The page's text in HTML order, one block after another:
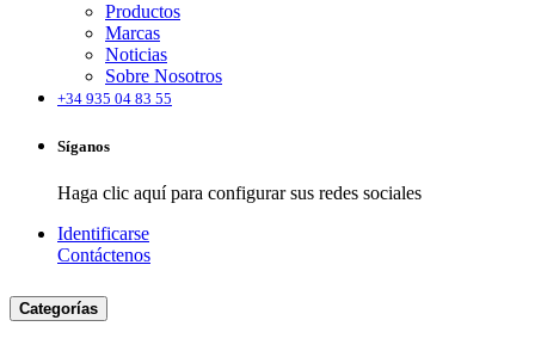
Productos
Marcas
Noticias
Sobre Nosotros
+34 935 04 83 55
Síganos
Haga clic aquí para configurar sus redes sociales
Identificarse
Contáctenos
Categorías